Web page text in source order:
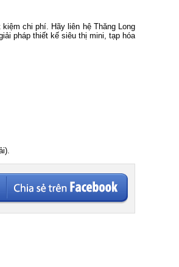
chi phí. Hãy liên hệ Thăng Long
pháp thiết kế siêu thị mini, tạp hóa